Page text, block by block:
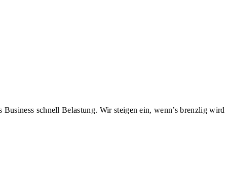
schnell Belastung. Wir steigen ein, wenn’s brenzlig wird